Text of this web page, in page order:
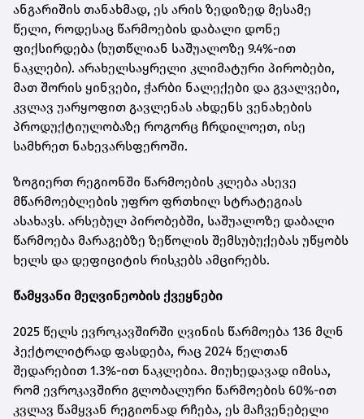
ანგარიშის თანახმად, ეს არის ზედიზედ მესამე
წელი, როდესაც წარმოების დაბალი დონე
ფიქსირდება (ხუთწლიან საშუალოზე 9.4%-ით
ნაკლები). არახელსაყრელი კლიმატური პირობები,
მათ შორის ყინვები, ჭარბი ნალექები და გვალვები,
კვლავ უარყოფით გავლენას ახდენს ვენახების
პროდუქტიულობაზე როგორც ჩრდილოეთ, ისე
სამხრეთ ნახევარსფეროში.
ზოგიერთ რეგიონში წარმოების კლება ასევე
მწარმოებლების უფრო ფრთხილ სტრატეგიას
ასახავს. არსებულ პირობებში, საშუალოზე დაბალი
წარმოება მარაგებზე ზეწოლის შემსუბუქებას უწყობს
ხელს და დეფიციტის რისკებს ამცირებს.
წამყვანი მეღვინეობის ქვეყნები
2025 წელს ევროკავშირში ღვინის წარმოება 136 მლნ
ჰექტოლიტრად ფასდება, რაც 2024 წელთან
შედარებით 1.3%-ით ნაკლებია. მიუხედავად იმისა,
რომ ევროკავშირი გლობალური წარმოების 60%-ით
კვლავ წამყვან რეგიონად რჩება, ეს მაჩვენებელი